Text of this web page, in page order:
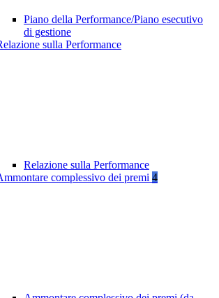
Piano della Performance/Piano esecutivo
di gestione
sulla Performance
Relazione sulla Performance
complessivo dei premi 4